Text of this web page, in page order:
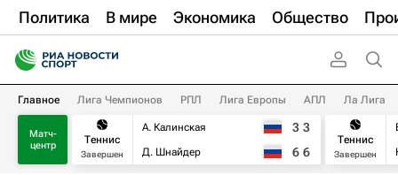
Политика В мире Экономика Общество
Главное Лига Чемпионов РПЛ Лига Европы АПЛ Ла Лига
Матч-
центр
Теннис
Завершен
А. Калинская
Д. Шнайдер
3 3
6 6
Теннис
Завершен